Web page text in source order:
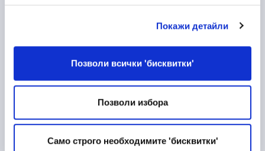
Покажи детайли
Позволи всички 'бисквитки'
Позволи избора
Само строго необходимите 'бисквитки'
Процесен Инженер
Производство